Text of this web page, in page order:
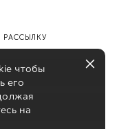
чтобы
его
на